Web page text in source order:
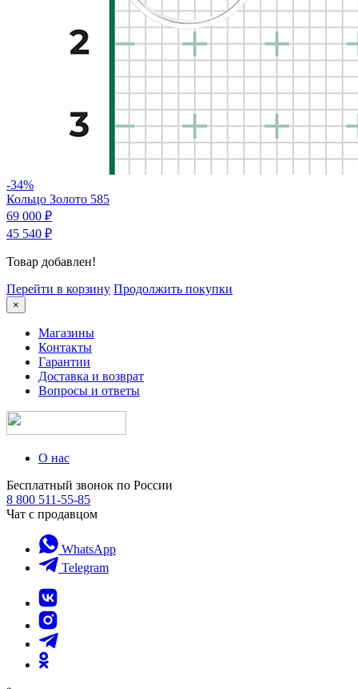
-34%
Кольцо Золото 585
69 000 ₽
45 540 ₽
Товар добавлен!
Перейти в корзину Продолжить покупки
×
Магазины
Контакты
Гарантии
Доставка и возврат
Вопросы и ответы
О нас
Бесплатный звонок по России
8 800 511-55-85
Чат с продавцом
WhatsApp
Telegram